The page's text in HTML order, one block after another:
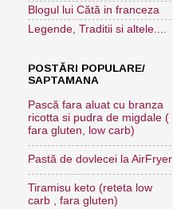
Blogul lui Cătă in franceza
Legende, Traditii si altele....
POSTĂRI POPULARE/
SAPTAMANA
Pască fara aluat cu branza
ricotta si pudra de migdale (
fara gluten, low carb)
Pastă de dovlecei la AirFryer
Tiramisu keto (reteta low
carb , fara gluten)